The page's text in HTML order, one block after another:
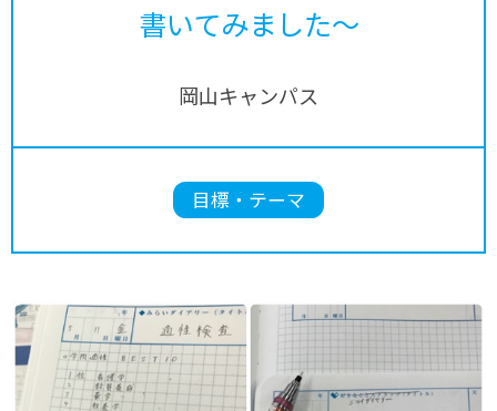
書いてみました～
岡山キャンパス
目標・テーマ